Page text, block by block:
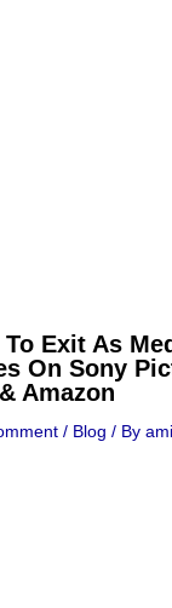
Exit As
On Sony
Amazon
/ Blog / By